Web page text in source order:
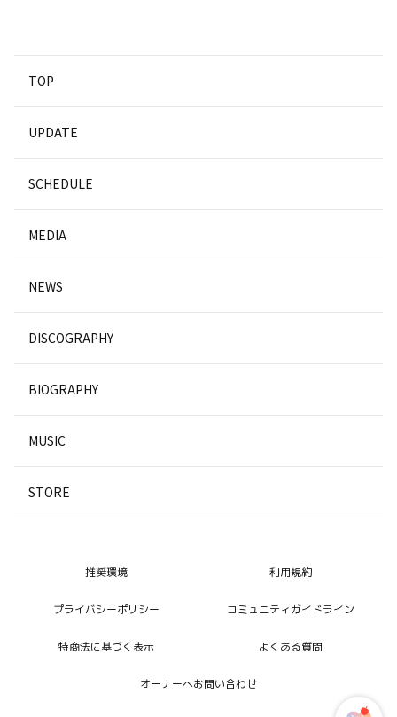
TOP
UPDATE
SCHEDULE
MEDIA
NEWS
DISCOGRAPHY
BIOGRAPHY
MUSIC
STORE
推奨環境 利用規約
プライバシーポリシー コミュニティガイドライン
特商法に基づく表示 よくある質問
オーナーへお問い合わせ